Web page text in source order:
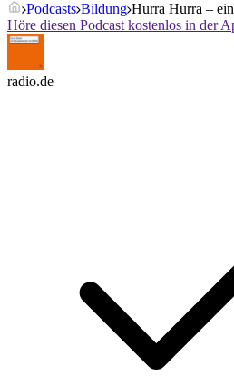
Podcasts Bildung Hurra Hurra –
Höre diesen Podcast kostenlos in der
radio.de